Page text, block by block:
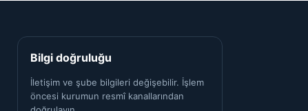
Bilgi doğruluğu
İletişim ve şube bilgileri değişebilir. İşlem
öncesi kurumun resmî kanallarından